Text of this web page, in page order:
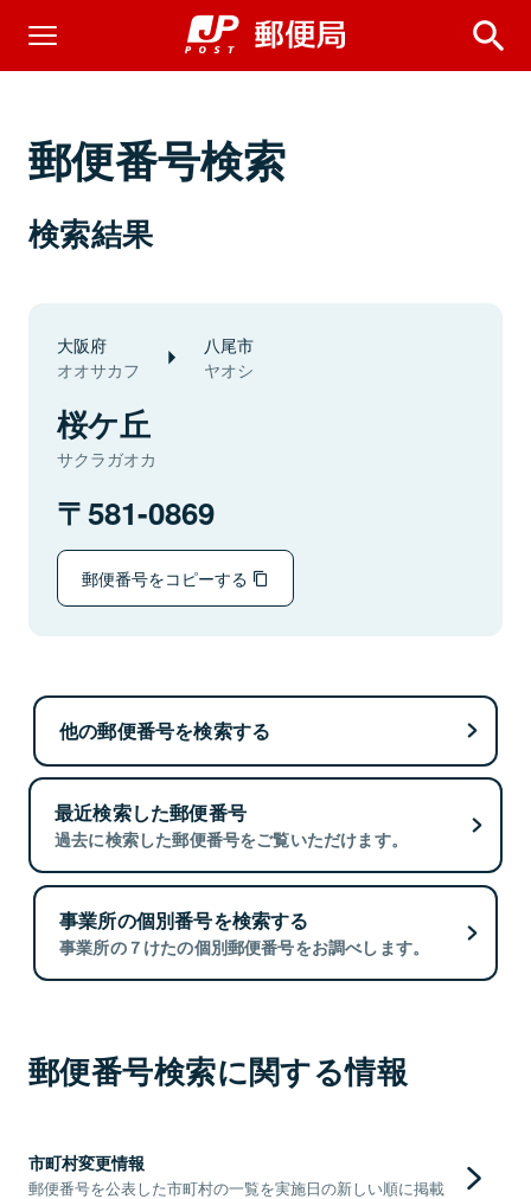
郵便番号検索
検索結果
大阪府
オオサカフ
八尾市
ヤオシ
桜ケ丘
サクラガオカ
581-0869
郵便番号をコピーする
他の郵便番号を検索する
最近検索した郵便番号
過去に検索した郵便番号をご覧いただけます。
事業所の個別番号を検索する
事業所の７けたの個別郵便番号をお調べします。
郵便番号検索に関する情報
市町村変更情報
郵便番号を公表した市町村の一覧を実施日の新しい順に掲載